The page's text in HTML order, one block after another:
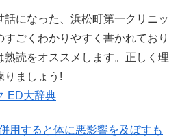
になった、浜松町第一クリニッ
ごくわかりやすく書かれており
熟読をオススメします。正しく理
りましょう!
ED大辞典
用すると体に悪影響を及ぼすも